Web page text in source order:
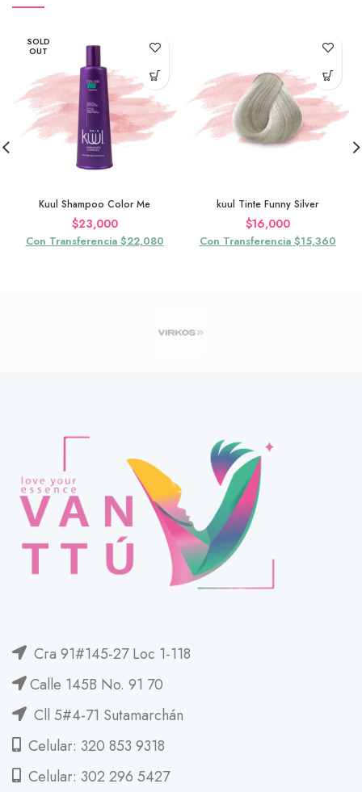
SOLD
OUT
Kuul Shampoo Color Me
$23,000
Con Transferencia $22,080
kuul Tinte Funny Silver
$16,000
Con Transferencia $15,360
Cra 91#145-27 Loc 1-118
Calle 145B No. 91 70
Cll 5#4-71 Sutamarchán
Celular: 320 853 9318
Celular: 302 296 5427